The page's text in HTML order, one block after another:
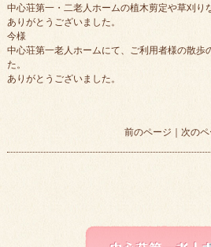
中心荘第一・二老人ホームの植木剪定や草刈り
ありがとうございました。
今様
中心荘第一老人ホームにて、ご利用者様の散歩
た。
ありがとうございました。
前のページ ｜ 次の